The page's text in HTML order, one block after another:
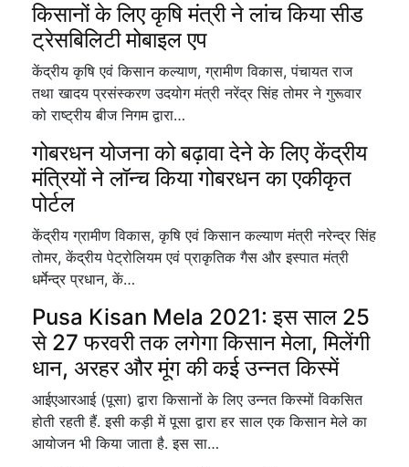
किसानों के लिए कृषि मंत्री ने लांच किया सीड
ट्रेसबिलिटी मोबाइल एप
केंद्रीय कृषि एवं किसान कल्याण, ग्रामीण विकास, पंचायत राज
तथा खादय प्रसंस्करण उदयोग मंत्री नरेंद्र सिंह तोमर ने गुरूवार
को राष्ट्रीय बीज निगम द्वारा…
गोबरधन योजना को बढ़ावा देने के लिए केंद्रीय
मंत्रियों ने लॉन्च किया गोबरधन का एकीकृत
पोर्टल
केंद्रीय ग्रामीण विकास, कृषि एवं किसान कल्याण मंत्री नरेन्द्र सिंह
तोमर, केंद्रीय पेट्रोलियम एवं प्राकृतिक गैस और इस्पात मंत्री
धर्मेन्द्र प्रधान, कें…
Pusa Kisan Mela 2021: इस साल 25
से 27 फरवरी तक लगेगा किसान मेला, मिलेंगी
धान, अरहर और मूंग की कई उन्नत किस्में
आईएआरआई (पूसा) द्वारा किसानों के लिए उन्नत किस्मों विकसित
होती रहती हैं. इसी कड़ी में पूसा द्वारा हर साल एक किसान मेले का
आयोजन भी किया जाता है. इस सा…